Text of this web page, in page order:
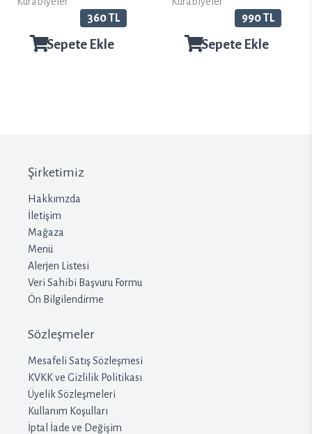
360 TL
Sepete Ekle
990 TL
Sepete Ekle
Şirketimiz
Hakkımzda
İletişim
Mağaza
Menü
Alerjen Listesi
Veri Sahibi Başvuru Formu
Ön Bilgilendirme
Sözleşmeler
Mesafeli Satış Sözleşmesi
KVKK ve Gizlilik Politikası
Üyelik Sözleşmeleri
Kullanım Koşulları
İptal İade ve Değişim